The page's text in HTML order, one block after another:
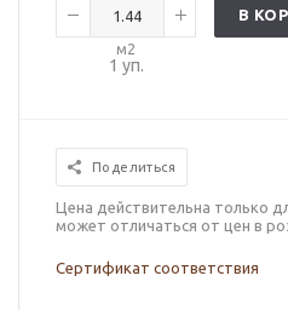
м2
1 уп.
В
Поделиться
Цена действительна только
может отличаться от цен в
Сертификат соответствия